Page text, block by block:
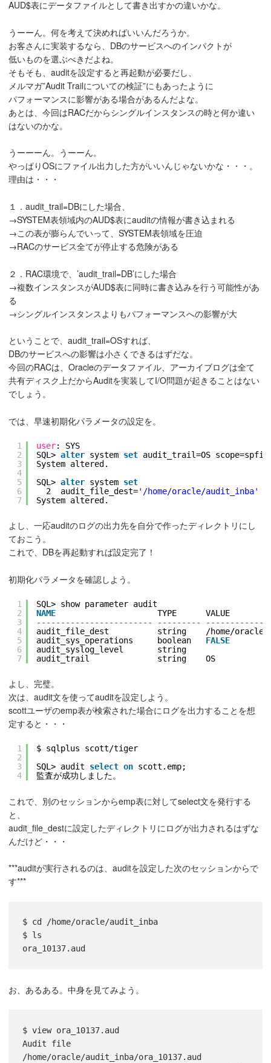
AUD$表にデータファイルとして書き出すかの違いかな。
うーーん。何を考えて決めればいいんだろうか。
お客さんに実装するなら、DBのサービスへのインパクトが
低いものを選ぶべきだよね。
そもそも、auditを設定すると再起動が必要だし、
メルマガ”Audit Trailについての検証”にもあったように
パフォーマンスに影響がある場合があるんだよな。
あとは、今回はRACだからシングルインスタンスの時と何か違い
はないのかな。
うーーーん。うーーん。
やっぱりOSにファイル出力した方がいいんじゃないかな・・・。
理由は・・・
１．audit_trail=DBにした場合、
→SYSTEM表領域内のAUD$表にauditの情報が書き込まれる
→この表が膨らんでいって、SYSTEM表領域を圧迫
→RACのサービス全てが停止する危険がある
２．RAC環境で、’audit_trail=DB’にした場合
→複数インスタンスがAUD$表に同時に書き込みを行う可能性があ
る
→シングルインスタンスよりもパフォーマンスへの影響が大
ということで、audit_trail=OSすれば、
DBのサービスへの影響は小さくできるはずだな。
今回のRACは、Oracleのデータファイル、アーカイブログは全て
共有ディスク上だからAuditを実装してI/O問題が起きることはない
でしょう。
では、早速初期化パラメータの設定を。
1
2
3
4
5
6
7
user: SYS
SQL> alter system set audit_trail=OS
System altered.
SQL> alter system set
2  audit_file_dest='/home/oracle/audit_inba'
System altered.
よし、一応auditのログの出力先を自分で作ったディレクトリにし
ておこう。
これで、DBを再起動すれば設定完了！
初期化パラメータを確認しよう。
1
2
3
4
5
6
7
SQL> show parameter audit
NAME
TYPE      VALUE
------------------------ --------- ------------
audit_file_dest          string    /home/
audit_sys_operations     boolean FALSE
audit_syslog_level       string
audit_trail              string    OS
よし、完璧。
次は、audit文を使ってauditを設定しよう。
scottユーザのemp表が検索された場合にログを出力することを想
定すると・・・
1
2
3
4
$ sqlplus scott/tiger
SQL> audit select on scott.emp;
監査が成功しました。
これで、別のセッションからemp表に対してselect文を発行する
と、
audit_file_destに設定したディレクトリにログが出力されるはずな
んだけど・・・
***auditが実行されるのは、auditを設定した次のセッションからで
す***
$ cd /home/oracle/audit_inba
$ ls
お、あるある。中身を見てみよう。
$ view ora_10137.aud
Audit file
/home/oracle/audit_inba/ora_10137.aud